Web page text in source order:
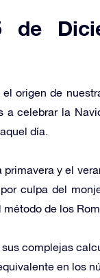
de
origen de
a celebrar la
día.
y el
culpa del
de los
complejas
en los